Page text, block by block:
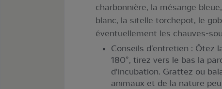
charbonnière, la mésange
blanc, la sitelle torchepot, le
éventuellement les chauves-
Conseils d'entretien : Ôtez
180°, tirez vers le bas la
d'incubation. Grattez ou
animaux et de la nature